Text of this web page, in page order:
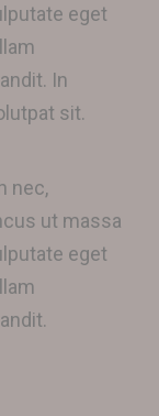
eget
In
sit.
nec,
ut massa
eget